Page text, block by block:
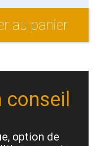
au panier
option de